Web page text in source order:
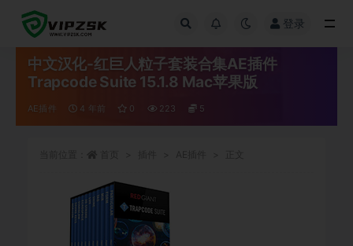
登录
中文汉化-红巨人粒子套装合集AE插件
Trapcode Suite 15.1.8 Mac苹果版
AE插件 4 年前 0 223 5